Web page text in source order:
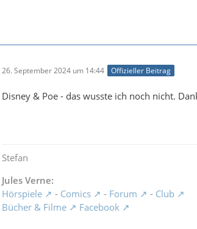
26. September 2024 um 14:44 Offizieller Beitrag
Disney & Poe - das wusste ich noch nicht.
Stefan
Jules Verne:
Hörspiele
- Comics - Forum - Club
Bücher & Filme
Facebook